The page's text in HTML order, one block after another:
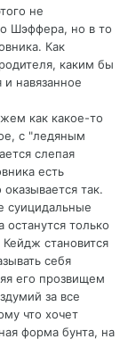
не
Шэффера, но в то
Как
каким бы
навязанное
как какое-то
с "ледяным
слепая
есть
так.
суицидальные
только
становится
себя
его прозвищем
за все
что хочет
форма бунта, на